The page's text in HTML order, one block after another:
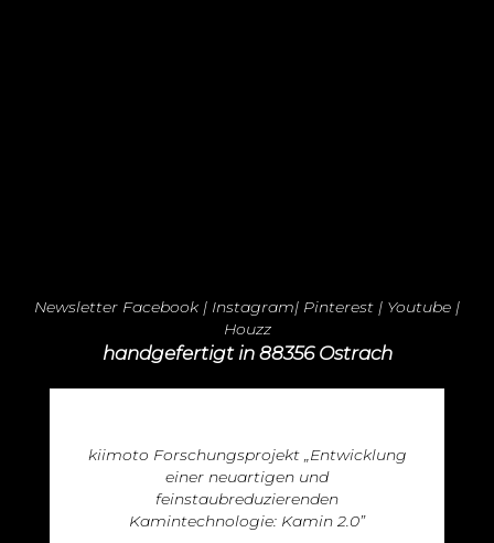
Newsletter Facebook| Instagram| Pinterest | Youtube |
Houzz
handgefertigt in 88356 Ostrach
kiimoto Forschungsprojekt „Entwicklung
einer neuartigen und
feinstaubreduzierenden
Kamintechnologie: Kamin 2.0”